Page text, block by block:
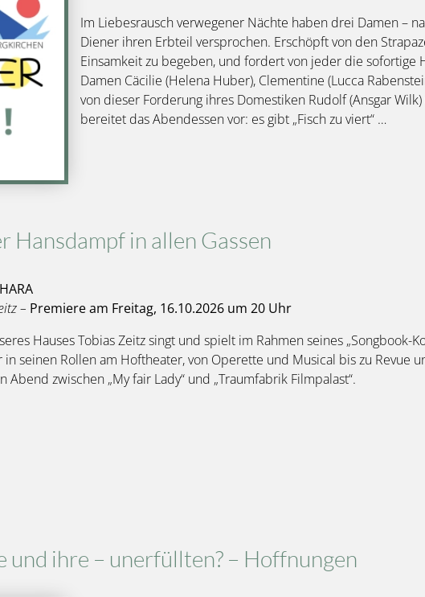
Im Liebesrausch verwegener Nächte haben drei Damen –
Diener ihren Erbteil versprochen. Erschöpft von den
Einsamkeit zu begeben, und fordert von jeder die sofortige
Damen Cäcilie (Helena Huber), Clementine (Lucca
von dieser Forderung ihres Domestiken Rudolf (Ansgar
bereitet das Abendessen vor: es gibt „Fisch zu viert“ …
Hansdampf in allen Gassen
– Premiere am Freitag, 16.10.2026 um 20 Uhr
Hauses Tobias Zeitz singt und spielt im Rahmen seines „Songbook-
in seinen Rollen am Hoftheater, von Operette und Musical bis zu Revue
Abend zwischen „My fair Lady“ und „Traumfabrik Filmpalast“.
und ihre – unerfüllten? – Hoffnungen